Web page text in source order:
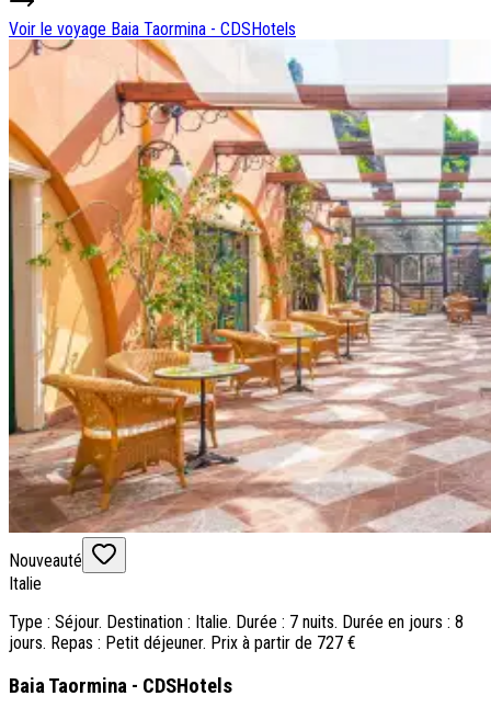
Voir le voyage Baia Taormina - CDSHotels
Nouveauté
Italie
Type : Séjour. Destination : Italie. Durée : 7 nuits. Durée en jours : 8
jours. Repas : Petit déjeuner. Prix à partir de 727 €
Baia Taormina - CDSHotels